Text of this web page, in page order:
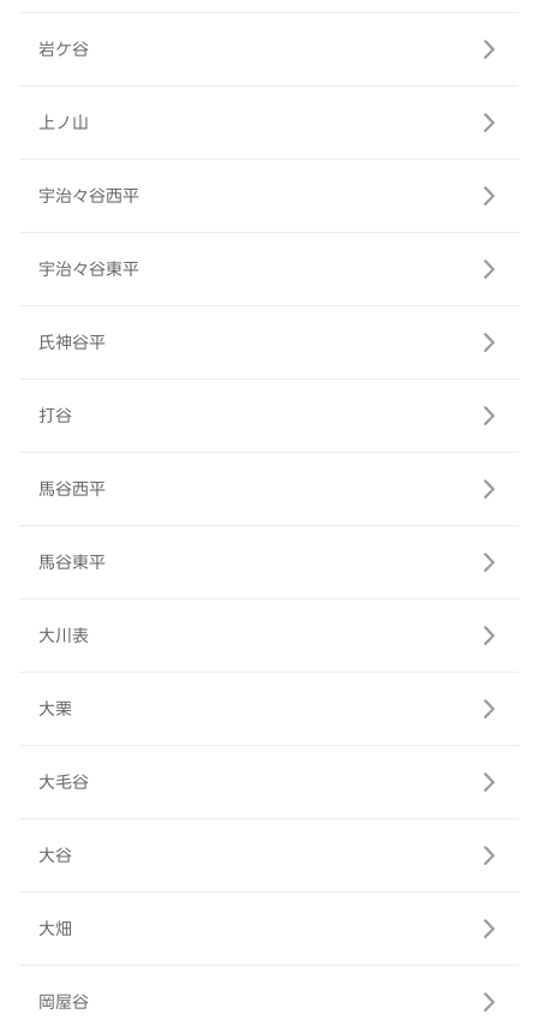
岩ケ谷
上ノ山
宇治々谷西平
宇治々谷東平
氏神谷平
打谷
馬谷西平
馬谷東平
大川表
大栗
大毛谷
大谷
大畑
岡屋谷